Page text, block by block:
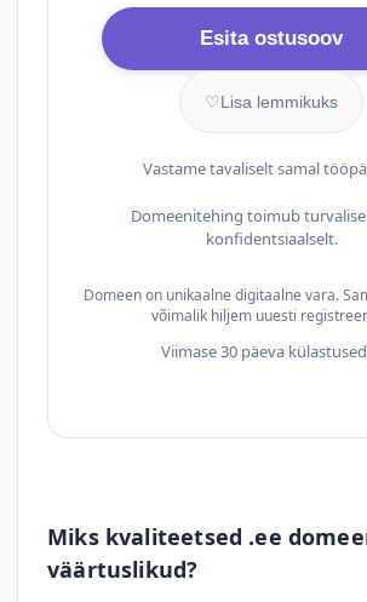
Esita ostusoov
♡Lisa lemmikuks
Vastame tavaliselt samal
Domeenitehing toimub
konfidentsiaalselt.
Domeen on unikaalne digitaalne vara.
võimalik hiljem uuesti
Viimase 30 päeva
Miks kvaliteetsed .ee
väärtuslikud?